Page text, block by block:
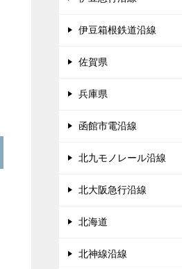
伊豆箱根鉄道沿線
佐賀県
兵庫県
函館市電沿線
北九モノレール沿線
北大阪急行沿線
北海道
北神線沿線